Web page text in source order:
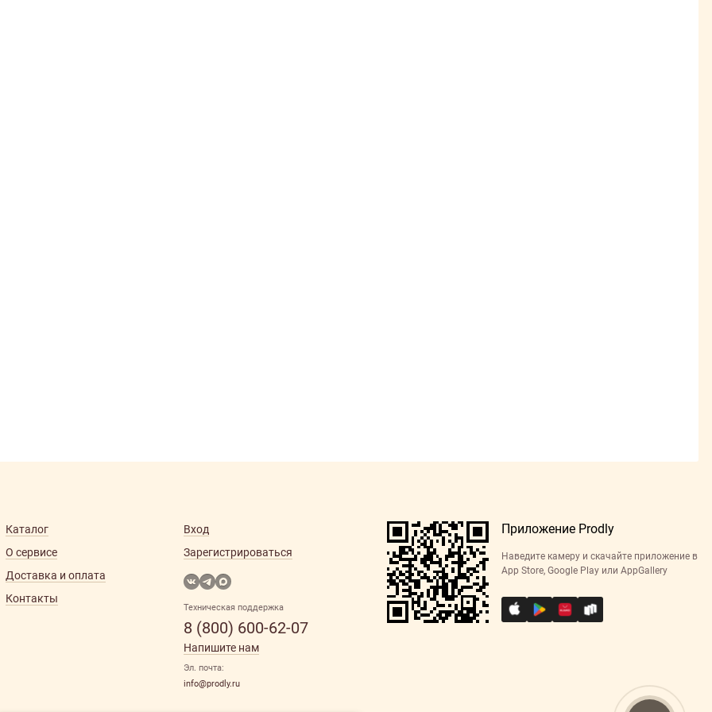
Каталог
О сервисе
Доставка и оплата
Контакты
Вход
Зарегистрироваться
Техническая поддержка
8 (800) 600-62-07
Напишите нам
Эл. почта:
info@prodly.ru
Приложение Prodly
Наведите камеру и скачайте приложение в
App Store, Google Play или AppGallery